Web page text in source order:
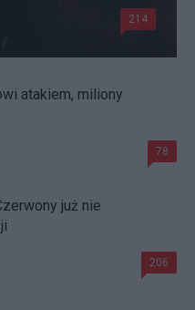
214
atakiem, miliony
78
już nie
206